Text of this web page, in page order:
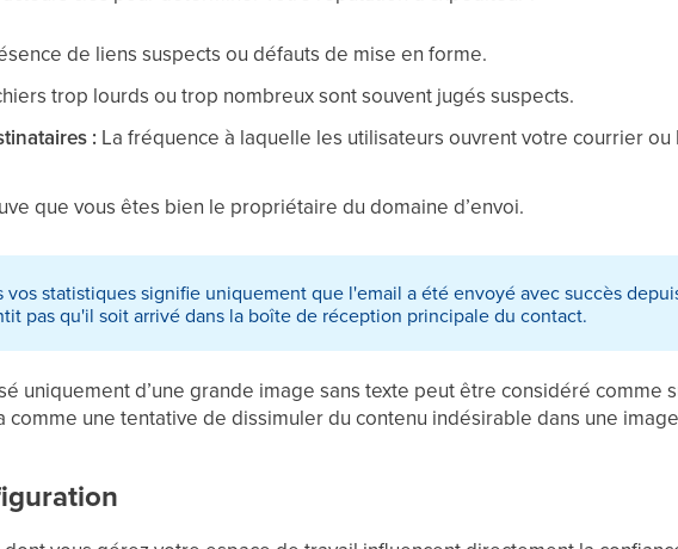
de liens suspects ou défauts de mise en forme.
trop lourds ou trop nombreux sont souvent jugés suspects.
: La fréquence à laquelle les utilisateurs ouvrent votre courrier ou
que vous êtes bien le propriétaire du domaine d’envoi.
vos statistiques signifie uniquement que l'email a été envoyé avec succès
pas qu'il soit arrivé dans la boîte de réception principale du contact.
uniquement d’une grande image sans texte peut être considéré comme
une tentative de dissimuler du contenu indésirable dans une